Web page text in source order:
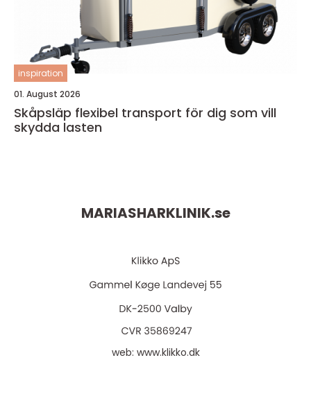
inspiration
01. August 2026
Skåpsläp flexibel transport för dig som vill
skydda lasten
MARIASHARKLINIK.se
web: www.klikko.dk